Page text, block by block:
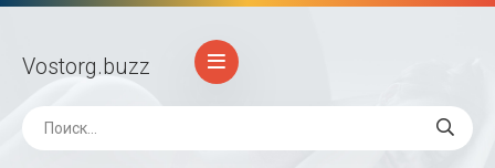
Vostorg.buzz